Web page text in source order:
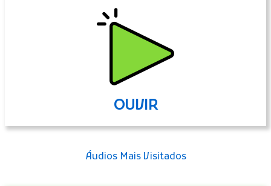
OUVIR
Áudios Mais Visitados